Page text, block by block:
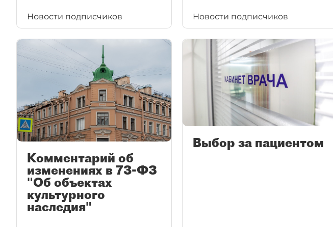
Новости подписчиков Новости подписчиков
Комментарий об
изменениях в 73-ФЗ
"Об объектах
культурного
наследия"
Выбор за пациентом